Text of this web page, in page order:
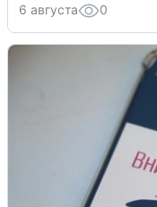
6 августа 0